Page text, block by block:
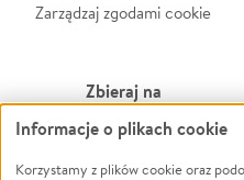
Zarządzaj zgodami cookie
Zbieraj na
Leczenie
Zwierzęta
Informacje o plikach cookie
Korzystamy z plików cookie oraz